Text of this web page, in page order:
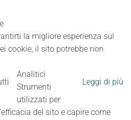
la migliore esperienza sul
cookie, il sito potrebbe non
Leggi di più
Analitici
Strumenti
utilizzati per
del sito e capire come